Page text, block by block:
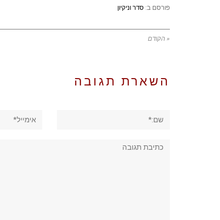
פורסם ב: סדר וניקיון
« הקודם
השארת תגובה